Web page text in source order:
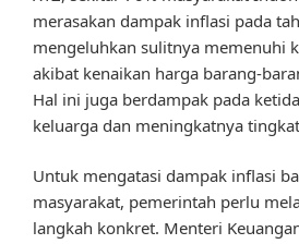
merasakan dampak inflasi pada
mengeluhkan sulitnya memenuhi
akibat kenaikan harga barang-
Hal ini juga berdampak pada
keluarga dan meningkatnya
Untuk mengatasi dampak inflasi
masyarakat, pemerintah perlu
langkah konkret. Menteri